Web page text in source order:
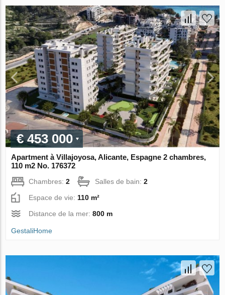
€ 453 000
Apartment à Villajoyosa, Alicante, Espagne 2 chambres,
110 m2 No. 176372
Chambres:2 Salles de bain:2
Espace de vie:110 m²
Distance de la mer:800 m
GestaliHome